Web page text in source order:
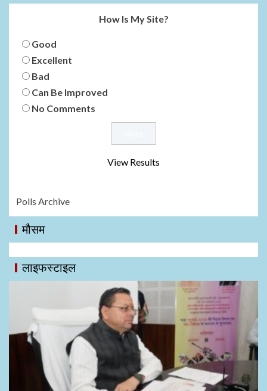
How Is My Site?
Good
Excellent
Bad
Can Be Improved
No Comments
View Results
Polls Archive
मौसम
लाइफस्टाइल